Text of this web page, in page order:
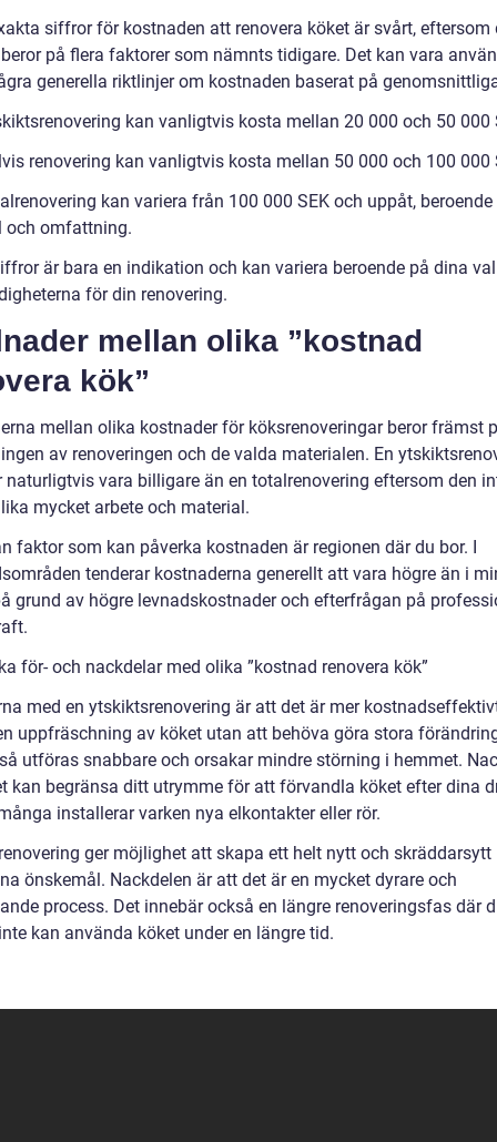
siffror för kostnaden att renovera köket är svårt, eftersom
på flera faktorer som nämnts tidigare. Det kan vara
generella riktlinjer om kostnaden baserat på
kan vanligtvis kosta mellan 20 000 och 50 000
renovering kan vanligtvis kosta mellan 50 000 och 100 000
kan variera från 100 000 SEK och uppåt, beroende
och omfattning.
är bara en indikation och kan variera beroende på dina
för din renovering.
mellan olika ”kostnad
kök”
mellan olika kostnader för köksrenoveringar beror främst
av renoveringen och de valda materialen. En
naturligtvis vara billigare än en totalrenovering eftersom den
mycket arbete och material.
faktor som kan påverka kostnaden är regionen där du bor. I
tenderar kostnaderna generellt att vara högre än i
grund av högre levnadskostnader och efterfrågan på
för- och nackdelar med olika ”kostnad renovera kök”
med en ytskiktsrenovering är att det är mer
uppfräschning av köket utan att behöva göra stora
utföras snabbare och orsakar mindre störning i hemmet.
kan begränsa ditt utrymme för att förvandla köket efter dina
installerar varken nya elkontakter eller rör.
ger möjlighet att skapa ett helt nytt och skräddarsytt
önskemål. Nackdelen är att det är en mycket dyrare och
process. Det innebär också en längre renoveringsfas där
kan använda köket under en längre tid.